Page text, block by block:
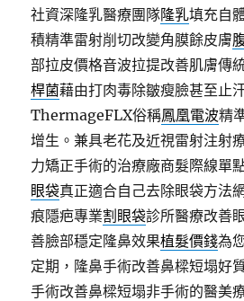
社資深隆乳醫療團隊隆乳填充自
積精準雷射削切改變角膜餘皮膚
部拉皮價格音波拉提改善肌膚傳
桿菌藉由打肉毒除皺瘦臉甚至止
ThermageFLX俗稱鳳凰電波精
增生。兼具老花及近視雷射注射
力矯正手術的治療廠商髮際線單
眼袋真正適合自己去除眼袋方法
痕隱疤專業割眼袋診所醫療改善
善臉部穩定隆鼻效果植髮價錢為
定期，隆鼻手術改善鼻樑短塌好
手術改善鼻樑短塌非手術的醫美